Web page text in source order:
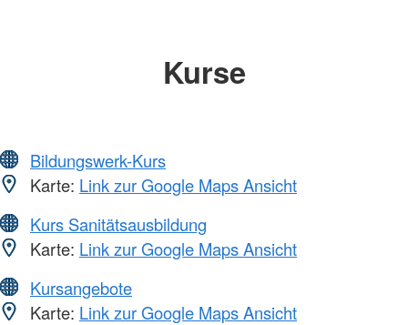
Kurse
Bildungswerk-Kurs
Karte: Link zur Google Maps Ansicht
Kurs Sanitätsausbildung
Karte: Link zur Google Maps Ansicht
Kursangebote
Karte: Link zur Google Maps Ansicht